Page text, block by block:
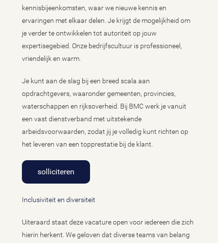
kennisbijeenkomsten, waar we nieuwe kennis en
ervaringen met elkaar delen. Je krijgt de mogelijkheid om
je verder te ontwikkelen tot autoriteit op jouw
expertisegebied. Onze bedrijfscultuur is professioneel,
vriendelijk en warm.
Je kunt aan de slag bij een breed scala aan
opdrachtgevers, waaronder gemeenten, provincies,
waterschappen en rijksoverheid. Bij BMC werk je vanuit
een vast dienstverband met uitstekende
arbeidsvoorwaarden, zodat jij je volledig kunt richten op
het leveren van een topprestatie bij de klant.
solliciteren
Inclusiviteit en diversiteit
Uiteraard staat deze vacature open voor iedereen die zich
hierin herkent. We geloven dat diverse teams van belang